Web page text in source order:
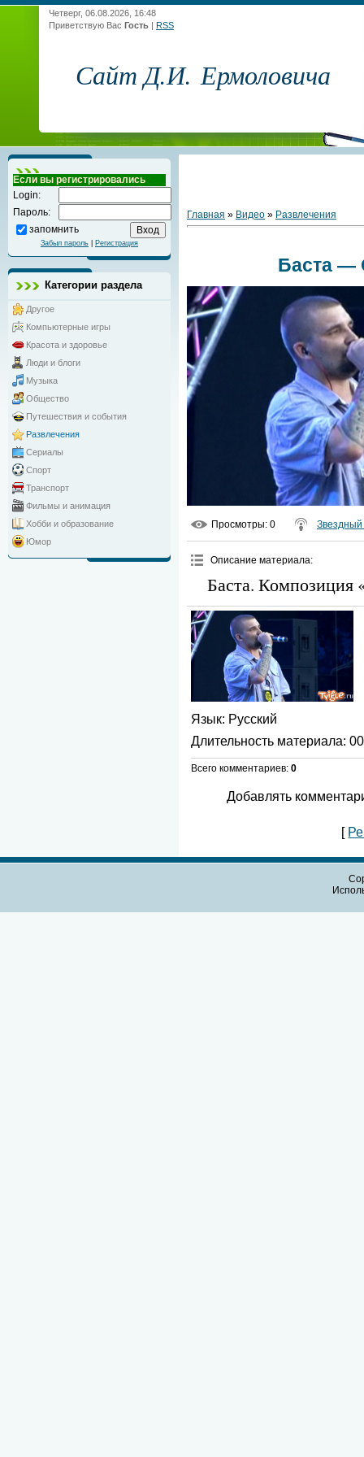
Четверг, 06.08.2026, 16:48
Приветствую Вас Гость | RSS
Сайт Д.И. Ермоловича
Если вы регистрировались
Login:
Пароль:
запомнить
Забыл пароль Регистрация
Категории раздела
Другое
Компьютерные игры
Красота и здоровье
Люди и блоги
Музыка
Общество
Путешествия и события
Развлечения
Сериалы
Спорт
Транспорт
Фильмы и анимация
Хобби и образование
Юмор
Главная » Видео » Развлечения
Баста —
Просмотры: 0
Описание материала:
Баста. Композиция
Язык: Русский
Длительность материала:
Всего комментариев: 0
Добавлять
[